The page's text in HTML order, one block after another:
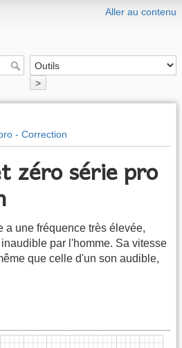
Aller au contenu
>
- Correction
zéro série pro
a une fréquence très élevée,
par l'homme. Sa vitesse
que celle d'un son audible,